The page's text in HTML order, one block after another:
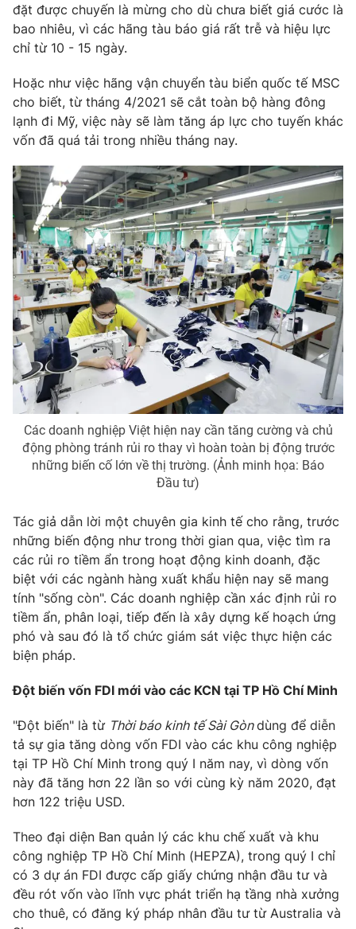
Cơ quan chủ quản: Đài Truyền hình Việt Nam
Cơ quan báo chí:Thời báo VTV
Giấy phép hoạt động báo in và báo điện tử số 483/GP-BTTTT
cấp ngày 29/12/2023
Tổng Biên tập:
Vũ Thanh Thủy
Phó Tổng Biên tập:
Nguyễn Thị Mỹ Hạnh, Phạm Quốc Thắng,
Nguyễn Trọng Ninh
Tổng đài VTV:024.38 355 931 - 024.38 355 932
Ðiện thoại Thời báo VTV:024.66 897 897
Email:toasoan@vtv.vn
Liên hệ quảng cáo:024-7300.7108
® Cấm sao chép dưới mọi hình thức nếu không có sự chấp
thuận bằng văn bản. Ghi rõ nguồn VTV.vn khi phát hành lại
đặt được chuyến là mừng cho dù chưa biết giá cước là
bao nhiêu, vì các hãng tàu báo giá rất trễ và hiệu lực
chỉ từ 10 - 15 ngày.
Hoặc như việc hãng vận chuyển tàu biển quốc tế MSC
cho biết, từ tháng 4/2021 sẽ cắt toàn bộ hàng đông
lạnh đi Mỹ, việc này sẽ làm tăng áp lực cho tuyến khác
vốn đã quá tải trong nhiều tháng nay.
Các doanh nghiệp Việt hiện nay cần tăng cường và chủ
động phòng tránh rủi ro thay vì hoàn toàn bị động trước
những biến cố lớn về thị trường. (Ảnh minh họa: Báo
Đầu tư)
Tác giả dẫn lời một chuyên gia kinh tế cho rằng, trước
những biến động như trong thời gian qua, việc tìm ra
các rủi ro tiềm ẩn trong hoạt động kinh doanh, đặc
biệt với các ngành hàng xuất khẩu hiện nay sẽ mang
tính "sống còn". Các doanh nghiệp cần xác định rủi ro
tiềm ẩn, phân loại, tiếp đến là xây dựng kế hoạch ứng
phó và sau đó là tổ chức giám sát việc thực hiện các
biện pháp.
Đột biến vốn FDI mới vào các KCN tại TP Hồ Chí Minh
"Đột biến" là từ Thời báo kinh tế Sài Gòndùng để diễn
tả sự gia tăng dòng vốn FDI vào các khu công nghiệp
tại TP Hồ Chí Minh trong quý I năm nay, vì dòng vốn
này đã tăng hơn 22 lần so với cùng kỳ năm 2020, đạt
hơn 122 triệu USD.
Theo đại diện Ban quản lý các khu chế xuất và khu
công nghiệp TP Hồ Chí Minh (HEPZA), trong quý I chỉ
có 3 dự án FDI được cấp giấy chứng nhận đầu tư và
đều rót vốn vào lĩnh vực phát triển hạ tầng nhà xưởng
cho thuê, có đăng ký pháp nhân đầu tư từ Australia và